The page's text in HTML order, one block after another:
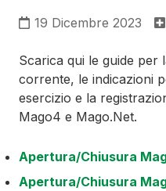
19 Dicembre 2023
Scarica qui le guide per
corrente, le indicazioni
esercizio e la
Mago4 e Mago.Net.
Apertura/Chiusura
Apertura/Chiusura